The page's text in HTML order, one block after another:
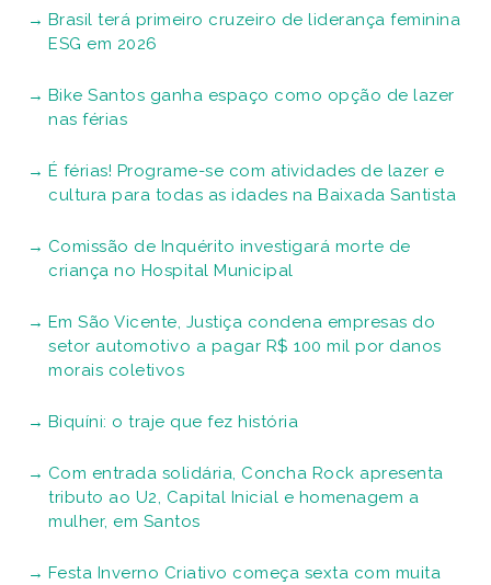
Brasil terá primeiro cruzeiro de liderança feminina
ESG em 2026
Bike Santos ganha espaço como opção de lazer
nas férias
É férias! Programe-se com atividades de lazer e
cultura para todas as idades na Baixada Santista
Comissão de Inquérito investigará morte de
criança no Hospital Municipal
Em São Vicente, Justiça condena empresas do
setor automotivo a pagar R$ 100 mil por danos
morais coletivos
Biquíni: o traje que fez história
Com entrada solidária, Concha Rock apresenta
tributo ao U2, Capital Inicial e homenagem a
mulher, em Santos
Festa Inverno Criativo começa sexta com muita